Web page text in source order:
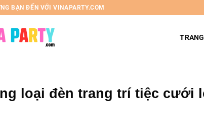
BẠN ĐẾN VỚI VINAPARTY.COM
loại đèn trang trí tiệc cưới